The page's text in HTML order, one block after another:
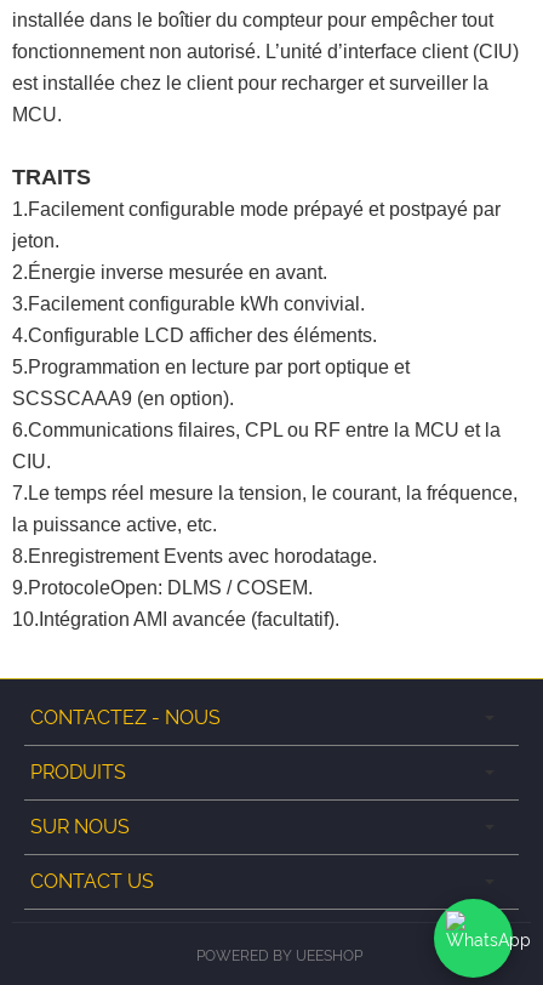
installée dans le boîtier du compteur pour empêcher tout
fonctionnement non autorisé. L’unité d’interface client (CIU)
est installée chez le client pour recharger et surveiller la
MCU.
TRAITS
1.Facilement configurable mode prépayé et postpayé par
jeton.
2.Énergie inverse mesurée en avant.
3.Facilement configurable kWh convivial.
4.Configurable LCD afficher des éléments.
5.Programmation en lecture par port optique et
SCSSCAAA9 (en option).
6.Communications filaires, CPL ou RF entre la MCU et la
CIU.
7.Le temps réel mesure la tension, le courant, la fréquence,
la puissance active, etc.
8.Enregistrement Events avec horodatage.
9.ProtocoleOpen: DLMS / COSEM.
10.Intégration AMI avancée (facultatif).
CONTACTEZ - NOUS
PRODUITS
SUR NOUS
CONTACT US
POWERED BY UEESHOP